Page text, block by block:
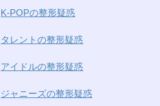
K-POPの整形疑惑
タレントの整形疑惑
アイドルの整形疑惑
ジャニーズの整形疑惑